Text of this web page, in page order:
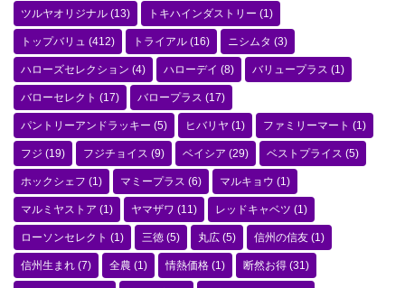
ツルヤオリジナル (13) トキハインダストリー (1)
トップバリュ (412) トライアル (16) ニシムタ (3)
ハローズセレクション (4) ハローデイ (8) バリュープラス (1)
バローセレクト (17) バロープラス (17)
パントリーアンドラッキー (5) ヒバリヤ (1) ファミリーマート (1)
フジ (19) フジチョイス (9) ベイシア (29) ベストプライス (5)
ホックシェフ (1) マミープラス (6) マルキョウ (1)
マルミヤストア (1) ヤマザワ (11) レッドキャベツ (1)
ローソンセレクト (1) 三徳 (5) 丸広 (5) 信州の信友 (1)
信州生まれ (7) 全農 (1) 情熱価格 (1) 断然お得 (31)